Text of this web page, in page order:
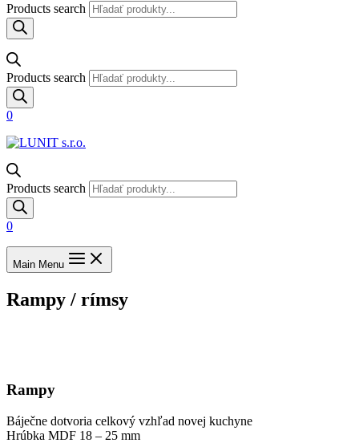
Products search
Products search
0
Products search
0
Main Menu
Rampy / rímsy
Rampy
Báječne dotvoria celkový vzhľad novej kuchyne
Hrúbka MDF 18 – 25 mm